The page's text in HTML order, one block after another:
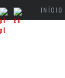
INÍCIO